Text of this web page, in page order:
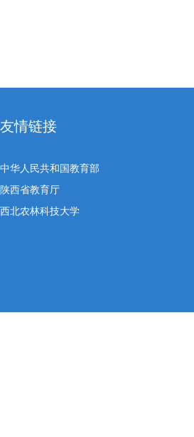
友情链接
中华人民共和国教育部
陕西省教育厅
西北农林科技大学